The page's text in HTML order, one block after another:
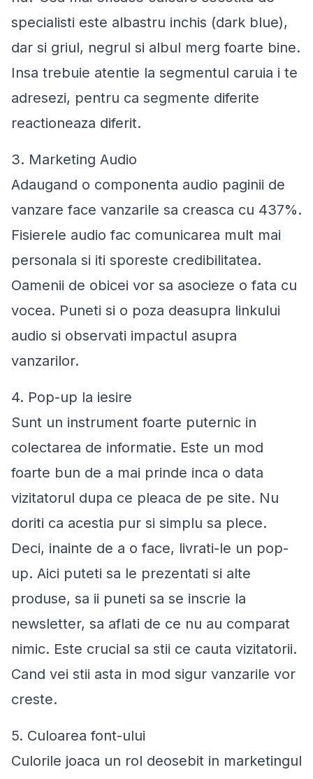
specialisti este albastru inchis (dark blue),
dar si griul, negrul si albul merg foarte bine.
Insa trebuie atentie la segmentul caruia i te
adresezi, pentru ca segmente diferite
reactioneaza diferit.
3. Marketing Audio
Adaugand o componenta audio paginii de
vanzare face vanzarile sa creasca cu 437%.
Fisierele audio fac comunicarea mult mai
personala si iti sporeste credibilitatea.
Oamenii de obicei vor sa asocieze o fata cu
vocea. Puneti si o poza deasupra linkului
audio si observati impactul asupra
vanzarilor.
4. Pop-up la iesire
Sunt un instrument foarte puternic in
colectarea de informatie. Este un mod
foarte bun de a mai prinde inca o data
vizitatorul dupa ce pleaca de pe site. Nu
doriti ca acestia pur si simplu sa plece.
Deci, inainte de a o face, livrati-le un pop-
up. Aici puteti sa le prezentati si alte
produse, sa ii puneti sa se inscrie la
newsletter, sa aflati de ce nu au comparat
nimic. Este crucial sa stii ce cauta vizitatorii.
Cand vei stii asta in mod sigur vanzarile vor
creste.
5. Culoarea font-ului
Culorile joaca un rol deosebit in marketingul